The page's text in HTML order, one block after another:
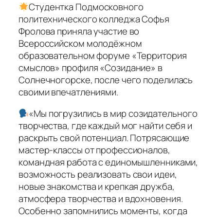
Студентка Подмосковного
политехнического колледжа Софья
Фролова приняла участие во
Всероссийском молодёжном
образовательном форуме «Территория
смыслов» профиля «Созидание» в
Солнечногорске, после чего поделилась
своими впечатлениями.
«Мы погрузились в мир созидательного
творчества, где каждый мог найти себя и
раскрыть свой потенциал. Потрясающие
мастер-классы от профессионалов,
командная работа с единомышленниками,
возможность реализовать свои идеи,
новые знакомства и крепкая дружба,
атмосфера творчества и вдохновения.
Особенно запомнились моменты, когда